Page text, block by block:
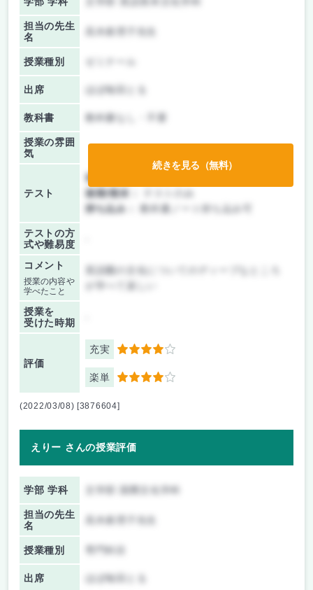
担当の先生
名
授業種別
出席 ほぼ毎回とる
教科書 教科書なし・不要
授業の雰囲
気
テスト
前期/中間：
後期/期末：
持ち込み：
教科書ノート持ち込み可
テストの方
式や難易度
コメント
授業の内容や
学べたこと
英語圏の文化についてのディープなところ
授業を
受けた時期
評価
充実 4
楽単 4
続きを見る（無料）
(2022/03/08) [3876604]
えりー さんの授業評価
学部 学科
担当の先生
名
授業種別
出席 ほぼ毎回とる